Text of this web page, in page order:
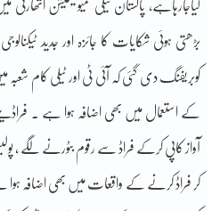
کیاجارہاہے، پاکستان ٹیلی کمیونیکیشن
بڑھتی ہوئی شکایات کا جائزہ اور جدید
کوبریفنگ دی گئی کہ آئی ٹی اور ٹیلی کام
کے استعمال میں بھی اضافہ ہوا ہے ۔
آواز کاپی کرکے فراڈ سے رقوم بٹورنے لگے ،
کر فراڈ کرنے کے واقعات میں بھی اضافہ ہوا